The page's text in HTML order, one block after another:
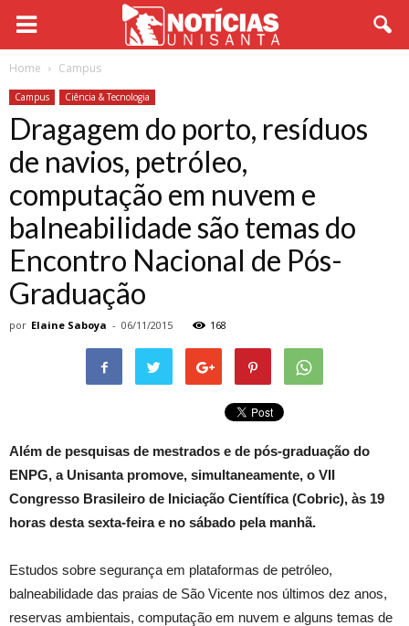
Home Campus
Campus Ciência & Tecnologia
Dragagem do porto, resíduos
de navios, petróleo,
computação em nuvem e
balneabilidade são temas do
Encontro Nacional de Pós-
Graduação
por Elaine Saboya - 06/11/2015 168
Além de pesquisas de mestrados e de pós-graduação do
ENPG, a Unisanta promove, simultaneamente, o VII
Congresso Brasileiro de Iniciação Científica (Cobric), às 19
horas desta sexta-feira e no sábado pela manhã.
Estudos sobre segurança em plataformas de petróleo,
balneabilidade das praias de São Vicente nos últimos dez anos,
reservas ambientais, computação em nuvem e alguns temas de